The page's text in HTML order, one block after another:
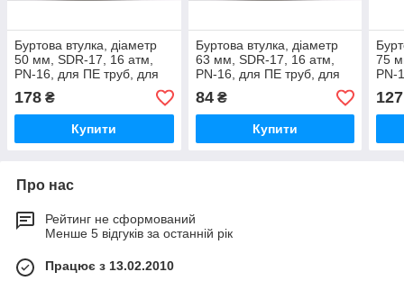
Буртова втулка, діаметр
50 мм, SDR-17, 16 атм,
PN-16, для ПЕ труб, для
водопровідних та газових
труб
178 ₴
Купити
Буртова втулка, діаметр
63 мм, SDR-17, 16 атм,
PN-16, для ПЕ труб, для
водопровідних та газових
труб
84₴
Купити
75
PN-
труб
127
Про нас
Рейтинг не сформований
Менше 5 відгуків за останній рік
Працює з 13.02.2010